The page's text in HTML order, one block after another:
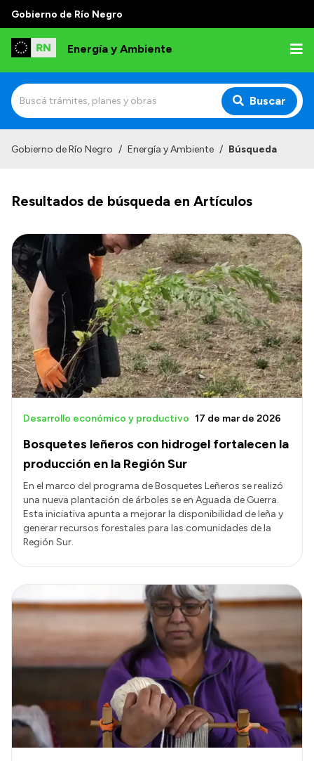
Gobierno de Río Negro
Energía y Ambiente
Buscar
Misión
Autoridades
Normativa
Reportes
Transparencia
Presupuesto
Boletín Oficial
Compras y licitaciones
Consulta de pago a proveedores
Convocatorias
Intranet
Login
Gobierno de Río Negro / Energía y Ambiente / Búsqueda
Resultados de búsqueda en Artículos
Bosquetes leñeros con hidrogel fortalecen la
producción en la Región Sur
Desarrollo económico y productivo 17 de mar de 2026
En el marco del programa de Bosquetes Leñeros se realizó
una nueva plantación de árboles se en Aguada de Guerra.
Esta iniciativa apunta a mejorar la disponibilidad de leña y
generar recursos forestales para las comunidades de la
Región Sur.